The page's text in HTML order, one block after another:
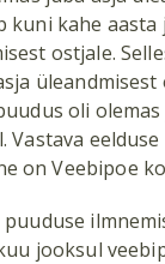
kuni kahe aasta
ostjale.
üleandmisest
oli
Vastava eelduse
on Veebipoe
jooksul